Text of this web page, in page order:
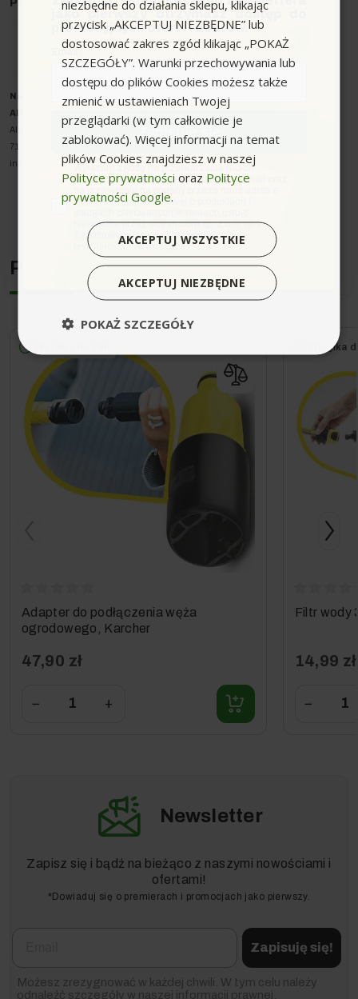
Parametry techniczne
Pojemność: 1 litr
Producent: Karcher
Nazwa producenta oraz o soba odpowiedzialna w UE
Alfred Kärcher SE & Co. KG
Alfred-Kärcher-Strasse 28-40
71364 Winnenden
info@karcher.com
Podobne urządzenia
Adapter do podłączenia węża
ogrodowego, Karcher
47,90 zł
− +
Wysyłka
Filtr wody
14,99 zł
−
Newsletter
Zapisz się i bądź na bieżąco z naszymi nowościami i
ofertami!
*Dowiaduj się o premierach i promocjach jako pierwszy.
Zapisuję się!
Możesz zrezygnować w każdej chwili. W tym celu należy
odnaleźć szczegóły w naszej informacji prawnej.
niezbędne do działania sklepu, klikając
przycisk „AKCEPTUJ NIEZBĘDNE” lub
dostosować zakres zgód klikając „POKAŻ
SZCZEGÓŁY”. Warunki przechowywania lub
dostępu do plików Cookies możesz także
zmienić w ustawieniach Twojej
przeglądarki (w tym całkowicie je
zablokować). Więcej informacji na temat
plików Cookies znajdziesz w naszej
Polityce prywatności oraz Polityce
prywatności Google.
AKCEPTUJ WSZYSTKIE
AKCEPTUJ NIEZBĘDNE
POKAŻ SZCZEGÓŁY
jako pierwszy otrzymasz dostęp do
promocyjnych ofert i rabatów.
Email
Zapisuję się
zgodaWyrażam zgodę na przetwarzanie moich
danych osobowych w postaci adresu e-mail oraz
na przesyłanie na podany przeze mnie adres e-
mail informacji handlowej o produktach i
Newsletter przez ocean.com sp. z o.o. sp. k.
Zapoznałem/łam się i akceptuję politykę
prywatności. *(wymagane)